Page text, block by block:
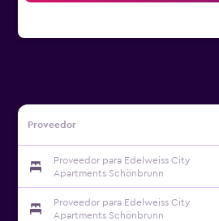
Proveedor
Proveedor para Edelweiss City
Apartments Schönbrunn
Proveedor para Edelweiss City
Apartments Schönbrunn